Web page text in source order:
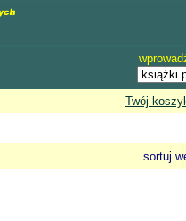
Twój
sortuj